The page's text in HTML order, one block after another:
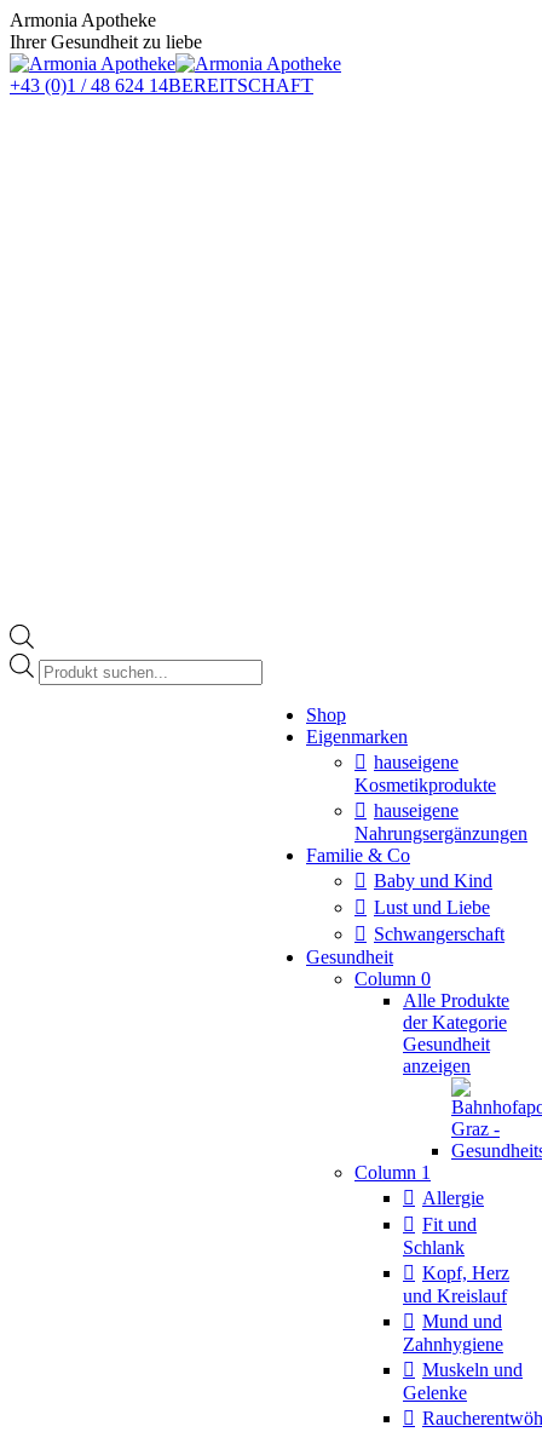
Zum
Inhalt
springen
Armonia Apotheke
Ihrer Gesundheit zu liebe
+43 (0)1 / 48 624 14BEREITSCHAFT
Products
search
Shop
Eigenmarken
hauseigene
Kosmetikprodukte
hauseigene
Nahrungsergänzungen
Familie & Co
Baby und Kind
Lust und Liebe
Schwangerschaft
Gesundheit
Column 0
Alle Produkte
der Kategorie
Gesundheit
anzeigen
Column 1
Allergie
Fit und
Schlank
Kopf, Herz
und Kreislauf
Mund und
Zahnhygiene
Muskeln und
Gelenke